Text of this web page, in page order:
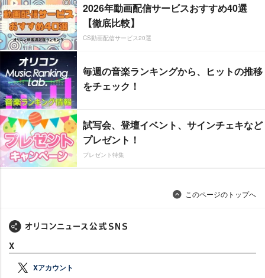
2026年動画配信サービスおすすめ40選
【徹底比較】
CS動画配信サービス20選
毎週の音楽ランキングから、ヒットの推移
をチェック！
試写会、登壇イベント、サインチェキなど
プレゼント！
プレゼント特集
このページのトップへ
X
Xアカウント